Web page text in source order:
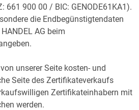
661 900 00 / BIC: GENODE61KA1).
die Endbegünstigtendaten
AG beim
unserer Seite kosten- und
Seite des Zertifikateverkaufs
Zertifikateinhabern mit
werden.